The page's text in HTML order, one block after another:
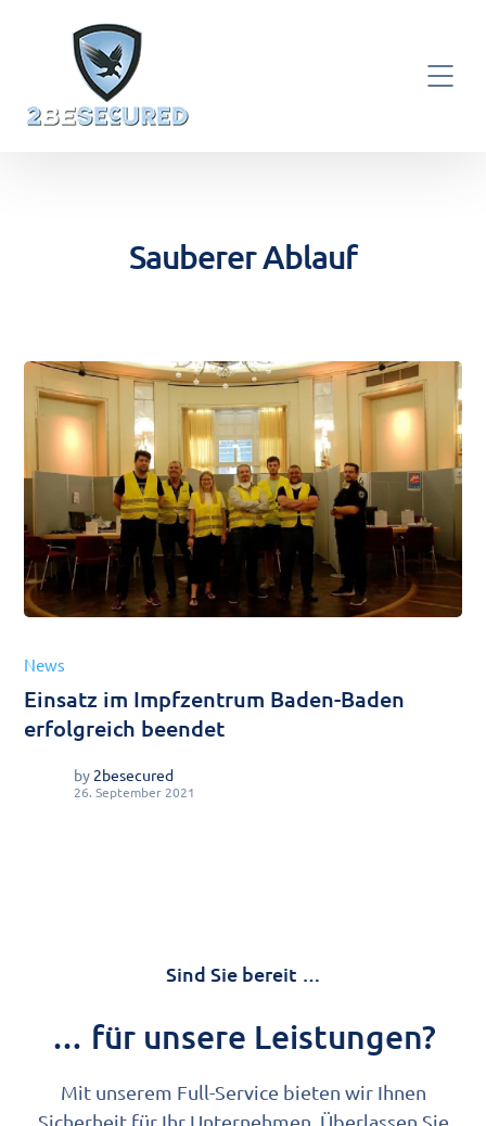
Sauberer Ablauf
News
Einsatz im Impfzentrum Baden-Baden
erfolgreich beendet
by 2besecured
26. September 2021
Sind Sie bereit …
… für unsere Leistungen?
Mit unserem Full-Service bieten wir Ihnen
Sicherheit für Ihr Unternehmen. Überlassen Sie